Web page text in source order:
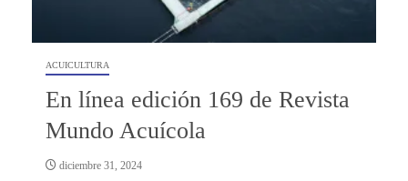
ACUICULTURA
En línea edición 169 de Revista
Mundo Acuícola
diciembre 31, 2024